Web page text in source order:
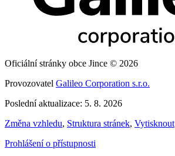
Oficiální stránky obce Jince © 2026
Provozovatel Galileo Corporation s.r.o.
Poslední aktualizace: 5. 8. 2026
Změna vzhledu, Struktura stránek, Vytisknout
Prohlášení o přístupnosti